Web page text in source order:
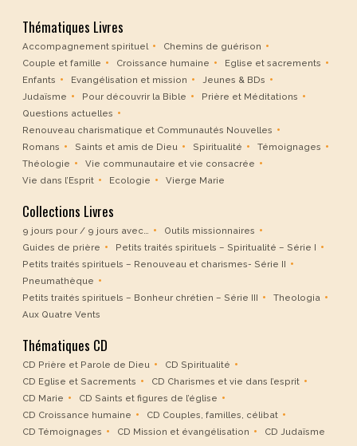
Thématiques Livres
Accompagnement spirituel
Chemins de guérison
Couple et famille
Croissance humaine
Eglise et sacrements
Enfants
Evangélisation et mission
Jeunes & BDs
Judaïsme
Pour découvrir la Bible
Prière et Méditations
Questions actuelles
Renouveau charismatique et Communautés Nouvelles
Romans
Saints et amis de Dieu Spiritualité
Témoignages
Théologie
Vie communautaire et vie consacrée
Vie dans l’Esprit
Ecologie Vierge Marie
Collections Livres
9 jours pour / 9 jours avec…
Outils missionnaires
Guides de prière
Petits traités spirituels – Spiritualité – Série I
Petits traités spirituels – Renouveau et charismes- Série II
Pneumathèque
Petits traités spirituels – Bonheur chrétien – Série III
Theologia
Aux Quatre Vents
Thématiques CD
CD Prière et Parole de Dieu
CD Spiritualité
CD Eglise et Sacrements
CD Charismes et vie dans l’esprit
CD Marie
CD Saints et figures de l’église
CD Croissance humaine
CD Couples, familles, célibat
CD Témoignages
CD Mission et évangélisation CD Judaïsme